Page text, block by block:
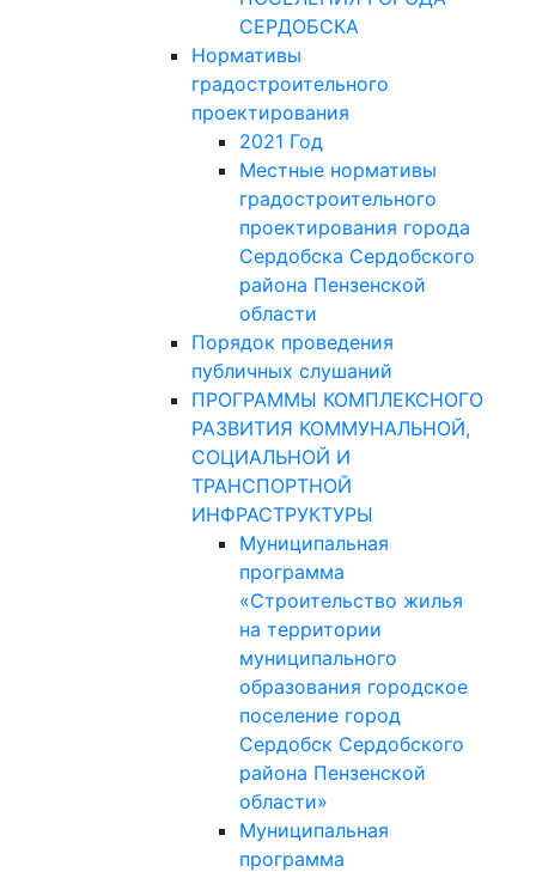
СЕРДОБСКА
Нормативы
градостроительного
проектирования
2021 Год
Местные нормативы
градостроительного
проектирования города
Сердобска Сердобского
района Пензенской
области
Порядок проведения
публичных слушаний
ПРОГРАММЫ КОМПЛЕКСНОГО
РАЗВИТИЯ КОММУНАЛЬНОЙ,
СОЦИАЛЬНОЙ И
ТРАНСПОРТНОЙ
ИНФРАСТРУКТУРЫ
Муниципальная
программа
«Строительство жилья
на территории
муниципального
образования городское
поселение город
Сердобск Сердобского
района Пензенской
области»
Муниципальная
программа